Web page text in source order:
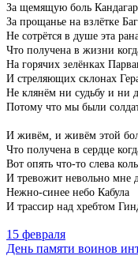
За щемящую боль
За прощанье на взлётке
Не сотрётся в душе эта
Что получена в жизни
На горячих зелёнках
И стреляющих склонах
Не клянём ни судьбу и ни
Потому что мы были
И живём, и живём этой
Что получена в сердце
Вот опять что-то слева
И тревожит невольно мне
Нежно-синее небо Кабула
И трассир над хребтом
15 февраля
День памяти воинов